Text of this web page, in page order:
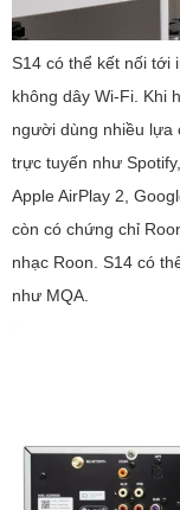
S14 có thể kết nối tới
không dây Wi-Fi. Khi
người dùng nhiều lựa
trực tuyến như
Apple AirPlay 2,
còn có chứng chỉ
nhạc Roon. S14 có
như MQA.